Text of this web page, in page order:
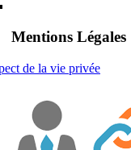
Mentions Légales
de la vie privée